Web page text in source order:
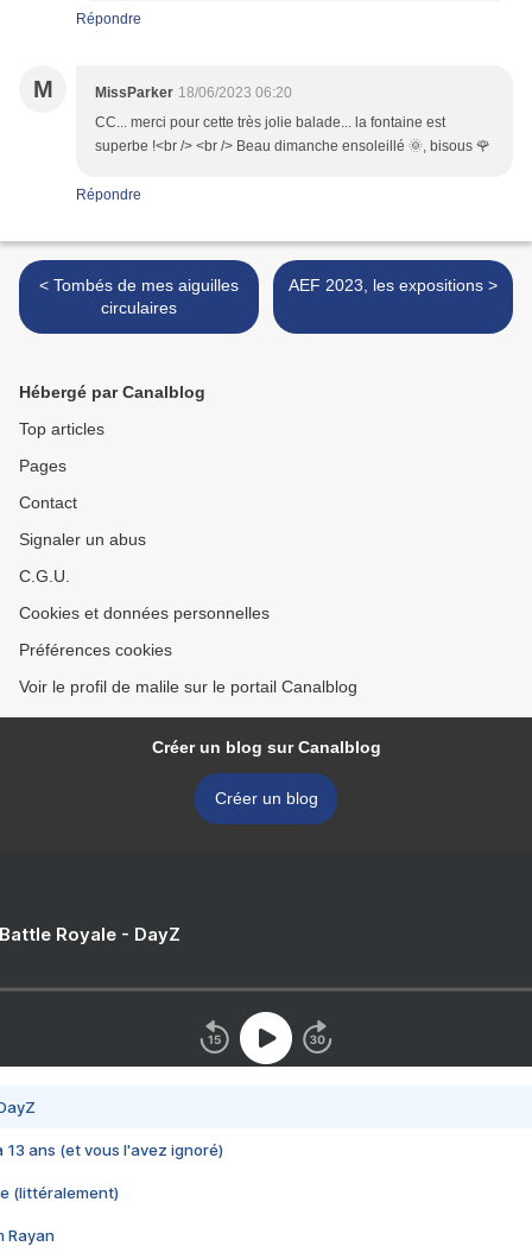
Répondre
M MissParker 18/06/2023 06:20
CC... merci pour cette très jolie balade... la fontaine est
superbe !<br /> <br /> Beau dimanche ensoleillé 🌞, bisous 🌹
Répondre
< Tombés de mes aiguilles
circulaires
AEF 2023, les expositions >
Hébergé par Canalblog
Top articles
Pages
Contact
Signaler un abus
C.G.U.
Cookies et données personnelles
Préférences cookies
Voir le profil de malile sur le portail Canalblog
Créer un blog sur Canalblog
Créer un blog
Royale - DayZ
13 ans (et vous l'avez ignoré)
(littéralement)
Rayan